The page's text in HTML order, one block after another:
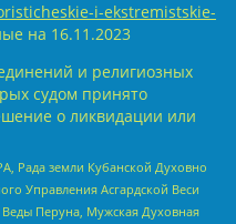
i-ekstremistskie-
на 16.11.2023
и религиозных
судом принято
о ликвидации или
Рада земли Кубанской Духовно
Управления Асгардской Веси
Перуна, Мужская Духовная